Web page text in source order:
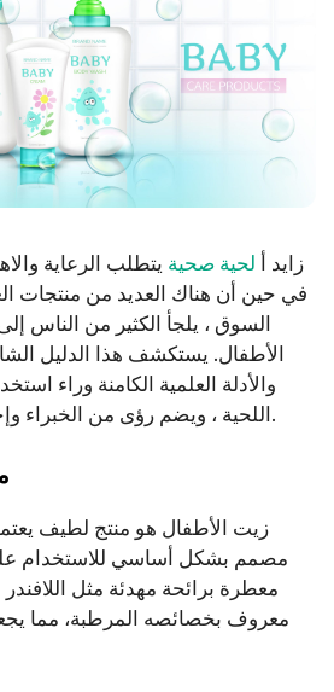
زايد أ لحية صحية يتطلب الرعاية
في حين أن هناك العديد من منتجات
السوق ، يلجأ الكثير من الناس
الأطفال. يستكشف هذا الدليل
والأدلة العلمية الكامنة وراء
اللحية ، ويضم رؤى من الخبراء وإجابات للأسئلة المتداولة.
زيت الأطفال هو منتج لطيف
مصمم بشكل أساسي للاستخدام
معطرة برائحة مهدئة مثل
معروف بخصائصه المرطبة، مما